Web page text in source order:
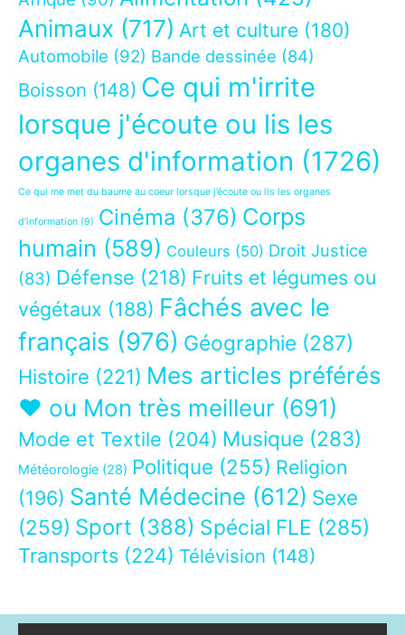
Animaux (717) Art et culture (180)
Automobile (92) Bande dessinée (84)
Boisson (148) Ce qui m'irrite
lorsque j'écoute ou lis les
organes d'information (1726)
Ce qui me met du baume au coeur lorsque j’écoute ou lis les organes
d’information (9) Cinéma (376) Corps
humain (589) Couleurs (50) Droit Justice
(83) Défense (218) Fruits et légumes ou
végétaux (188) Fâchés avec le
français (976) Géographie (287)
Histoire (221) Mes articles préférés
❤ ou Mon très meilleur (691)
Mode et Textile (204) Musique (283)
Météorologie (28) Politique (255) Religion
(196) Santé Médecine (612) Sexe
(259) Sport (388) Spécial FLE (285)
Transports (224) Télévision (148)